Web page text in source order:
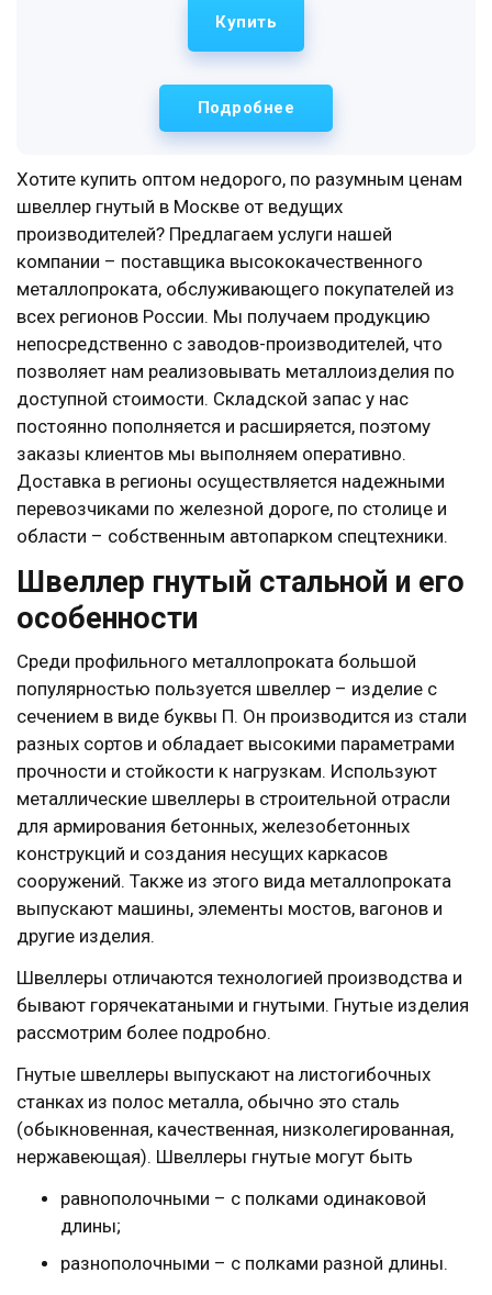
Подробнее
Купить
Хотите купить оптом недорого, по разумным ценам
швеллер гнутый в Москве от ведущих
производителей? Предлагаем услуги нашей
компании – поставщика высококачественного
металлопроката, обслуживающего покупателей из
всех регионов России. Мы получаем продукцию
непосредственно с заводов-производителей, что
позволяет нам реализовывать металлоизделия по
доступной стоимости. Складской запас у нас
постоянно пополняется и расширяется, поэтому
заказы клиентов мы выполняем оперативно.
Доставка в регионы осуществляется надежными
перевозчиками по железной дороге, по столице и
области – собственным автопарком спецтехники.
Швеллер гнутый стальной и его
особенности
Среди профильного металлопроката большой
популярностью пользуется швеллер – изделие с
сечением в виде буквы П. Он производится из стали
разных сортов и обладает высокими параметрами
прочности и стойкости к нагрузкам. Используют
металлические швеллеры в строительной отрасли
для армирования бетонных, железобетонных
конструкций и создания несущих каркасов
сооружений. Также из этого вида металлопроката
выпускают машины, элементы мостов, вагонов и
другие изделия.
Швеллеры отличаются технологией производства и
бывают горячекатаными и гнутыми. Гнутые изделия
рассмотрим более подробно.
Гнутые швеллеры выпускают на листогибочных
станках из полос металла, обычно это сталь
(обыкновенная, качественная, низколегированная,
нержавеющая). Швеллеры гнутые могут быть
равнополочными – с полками одинаковой
длины;
разнополочными – с полками разной длины.